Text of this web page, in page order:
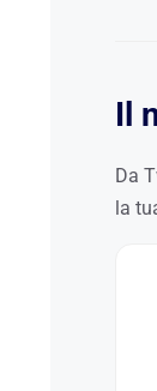
Il
Da
la